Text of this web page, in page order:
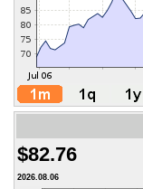
$82.76
2026.08.06